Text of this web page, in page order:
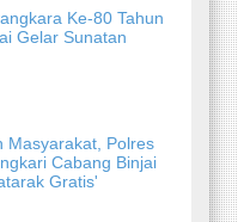
Ke-80 Tahun
Gelar Sunatan
Masyarakat, Polres
Cabang Binjai
Gratis'